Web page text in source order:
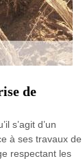
de
s’agit d’un
à ses travaux de
respectant les